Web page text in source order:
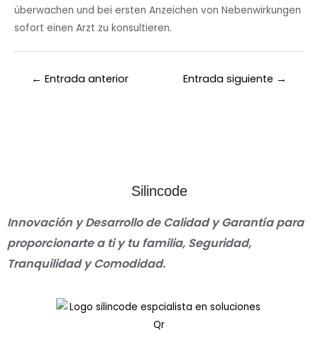
überwachen und bei ersten Anzeichen von Nebenwirkungen
sofort einen Arzt zu konsultieren.
← Entrada anterior Entrada siguiente →
Silincode
Innovación y Desarrollo de Calidad y Garantía para
proporcionarte a ti y tu familia, Seguridad,
Tranquilidad y Comodidad.